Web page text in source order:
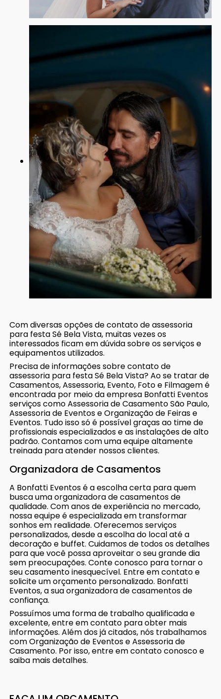
Com diversas opções de contato de assessoria
para festa Sé Bela Vista, muitas vezes os
interessados ficam em dúvida sobre os serviços e
equipamentos utilizados.
Precisa de informações sobre contato de
assessoria para festa Sé Bela Vista? Ao se tratar de
Casamentos, Assessoria, Evento, Foto e Filmagem é
encontrada por meio da empresa Bonfatti Eventos
serviços como Assessoria de Casamento São Paulo,
Assessoria de Eventos e Organização de Feiras e
Eventos. Tudo isso só é possível graças ao time de
profissionais especializados e as instalações de alto
padrão. Contamos com uma equipe altamente
treinada para atender nossos clientes.
Organizadora de Casamentos
A Bonfatti Eventos é a escolha certa para quem
busca uma organizadora de casamentos de
qualidade. Com anos de experiência no mercado,
nossa equipe é especializada em transformar
sonhos em realidade. Oferecemos serviços
personalizados, desde a escolha do local até a
decoração e buffet. Cuidamos de todos os detalhes
para que você possa aproveitar o seu grande dia
sem preocupações. Conte conosco para tornar o
seu casamento inesquecível. Entre em contato e
solicite um orçamento personalizado. Bonfatti
Eventos, a sua organizadora de casamentos de
confiança.
Possuímos uma forma de trabalho qualificada e
excelente, entre em contato para obter mais
informações. Além dos já citados, nós trabalhamos
com Organização de Eventos e Assessoria de
Casamento. Por isso, entre em contato conosco e
saiba mais detalhes.